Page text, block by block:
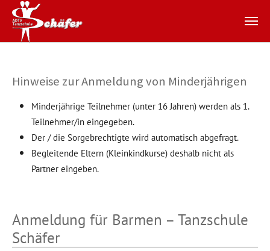
Hinweise zur Anmeldung von Minderjährigen
Minderjährige Teilnehmer (unter 16 Jahren) werden als 1.
Teilnehmer/in eingegeben.
Der / die Sorgebrechtigte wird automatisch abgefragt.
Begleitende Eltern (Kleinkindkurse) deshalb nicht als
Partner eingeben.
Anmeldung für Barmen – Tanzschule
Schäfer